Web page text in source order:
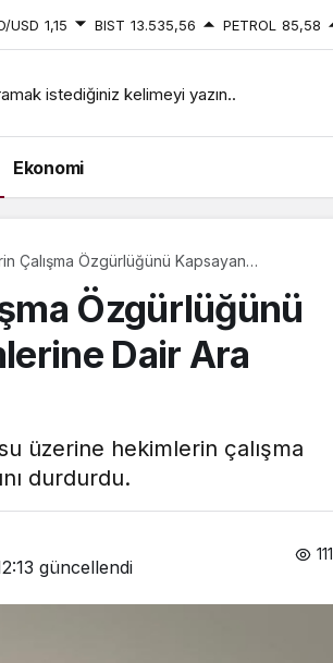
USD 1,15 BIST 13.535,56 PETROL 85,58
istediğiniz kelimeyi yazın..
Ekonomi
Çalışma Özgürlüğünü Kapsayan
Özgürlüğünü
Dair Ara
üzerine hekimlerin çalışma
durdurdu.
güncellendi
111